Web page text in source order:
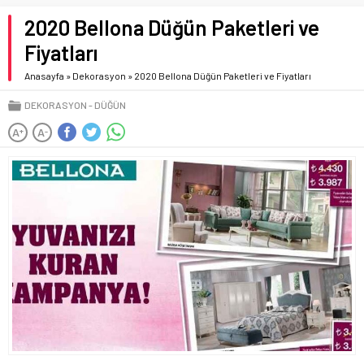
2020 Bellona Düğün Paketleri ve
Fiyatları
Anasayfa » Dekorasyon » 2020 Bellona Düğün Paketleri ve Fiyatları
DEKORASYON DÜĞÜN
A+ A-